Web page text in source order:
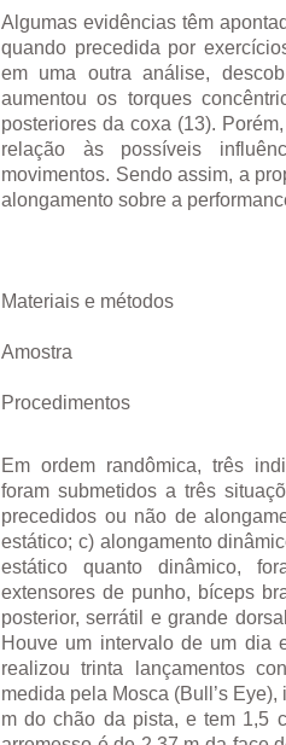
Algumas evidências têm
quando precedida por
em uma outra análise,
aumentou os torques
posteriores da coxa (13).
relação às possíveis
movimentos. Sendo assim, a
alongamento sobre a
Materiais e métodos
Amostra
Procedimentos
Em ordem randômica, três
foram submetidos a três
precedidos ou não de
estático; c) alongamento
estático quanto dinâmico,
extensores de punho, bíceps
posterior, serrátil e grande
Houve um intervalo de um dia
realizou trinta lançamentos
medida pela Mosca (Bull’s
m do chão da pista, e tem 1,5